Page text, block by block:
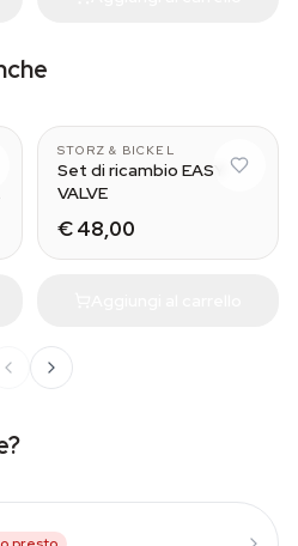
STORZ & BICKEL
Set di ricambio EASY
VALVE
€ 48,00